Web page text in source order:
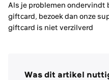
Als je problemen ondervindt
giftcard, bezoek dan onze
giftcard is niet verzilverd
Was dit artikel